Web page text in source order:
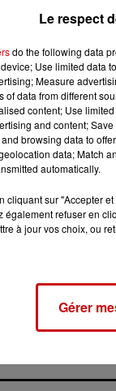
d’eau
où certaines
de
inférieur
à des
incidents.
Les élus
les plus
est désormais
pour les
Le respect
do the following data
Use limited data
Measure
of data from different
content; Use
and content;
browsing data to
data; Match
automatically.
cliquant sur "Accepter
également refuser en
à jour vos choix, ou
Gérer